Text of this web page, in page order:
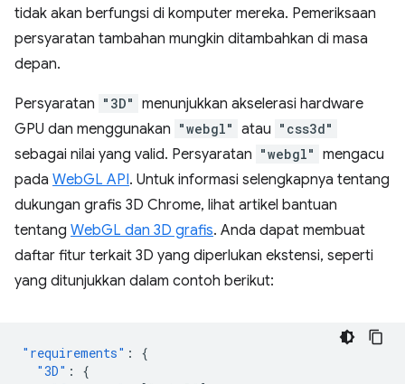
tidak akan berfungsi di komputer mereka. Pemeriksaan
persyaratan tambahan mungkin ditambahkan di masa
depan.
Persyaratan "3D" menunjukkan akselerasi hardware
GPU dan menggunakan "webgl" atau "css3d"
sebagai nilai yang valid. Persyaratan "webgl" mengacu
pada WebGL API. Untuk informasi selengkapnya tentang
dukungan grafis 3D Chrome, lihat artikel bantuan
tentang WebGL dan 3D grafis. Anda dapat membuat
daftar fitur terkait 3D yang diperlukan ekstensi, seperti
yang ditunjukkan dalam contoh berikut:
"requirements" :
{
"3D" :
{